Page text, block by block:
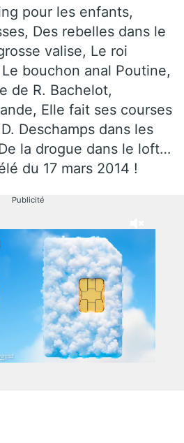
pour les enfants,
Des rebelles dans le
valise, Le roi
bouchon anal Poutine,
de R. Bachelot,
Elle fait ses courses
Deschamps dans les
la drogue dans le loft…
du 17 mars 2014 !
Publicité